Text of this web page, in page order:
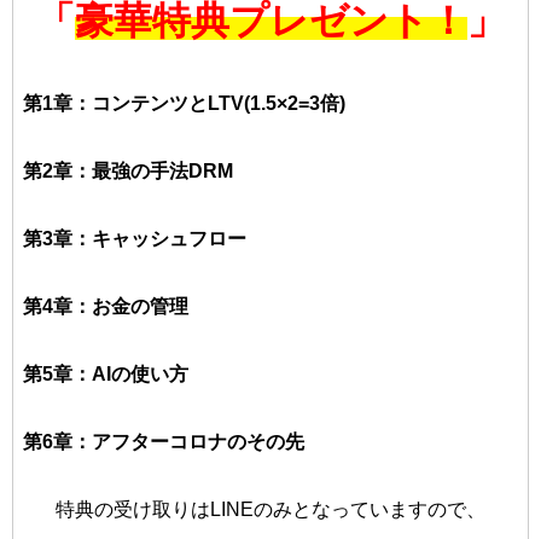
「 豪華特典プレゼント！」
第1章：コンテンツとLTV(1.5×2=3倍)
第2章：最強の手法DRM
第3章：キャッシュフロー
第4章：お金の管理
第5章：AIの使い方
第6章：アフターコロナのその先
特典の受け取りはLINEのみとなっていますので、